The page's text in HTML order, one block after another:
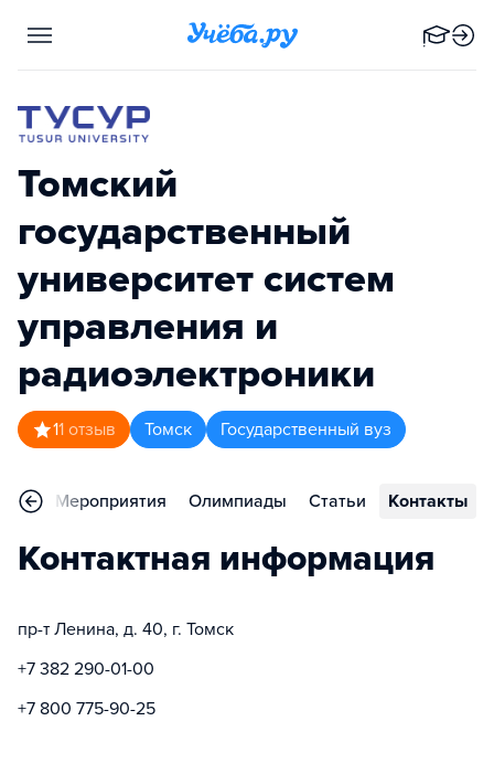
Томский
государственный
университет систем
управления и
радиоэлектроники
11 отзыв Томск Государственный вуз
Мероприятия Олимпиады Статьи Контакты
Контактная информация
пр-т Ленина, д. 40, г. Томск
+7 382 290-01-00
+7 800 775-90-25